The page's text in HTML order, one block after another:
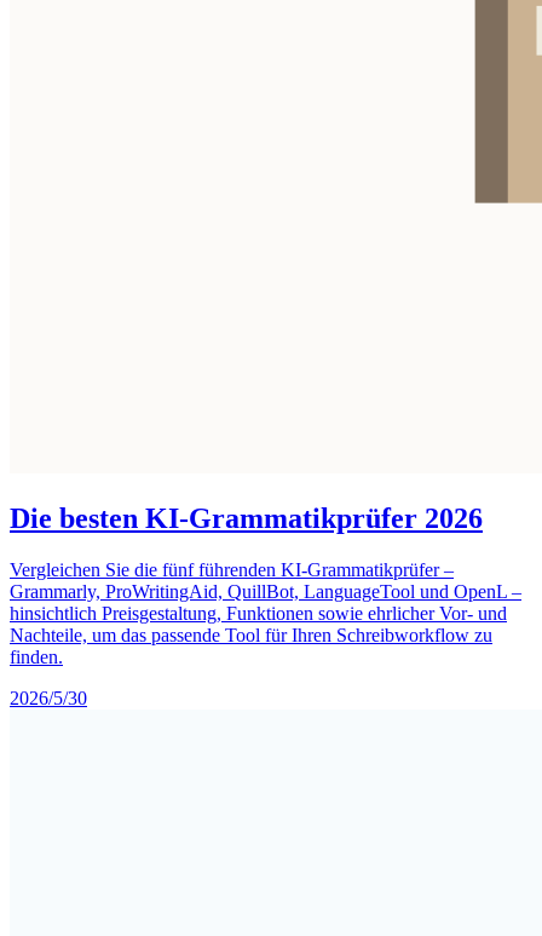
Die besten KI-Grammatikprüfer 2026
Vergleichen Sie die fünf führenden KI-Grammatikprüfer –
Grammarly, ProWritingAid, QuillBot, LanguageTool und OpenL –
hinsichtlich Preisgestaltung, Funktionen sowie ehrlicher Vor- und
Nachteile, um das passende Tool für Ihren Schreibworkflow zu
finden.
2026/5/30